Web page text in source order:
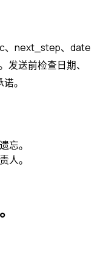
、next_step、date
送前检查日期、
。
忘。
人。